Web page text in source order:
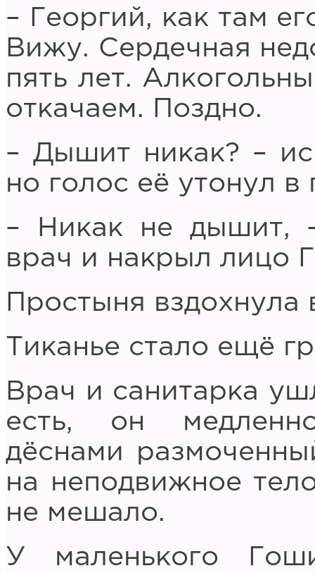
– Георгий, как там
Вижу. Сердечная
пять лет.
откачаем. Поздно.
– Дышит никак? –
но голос её утонул в
– Никак не дышит,
врач и накрыл лицо
Простыня
Тиканье стало ещё
Врач и санитарка
есть, он
дёснами
на неподвижное
не мешало.
У маленького